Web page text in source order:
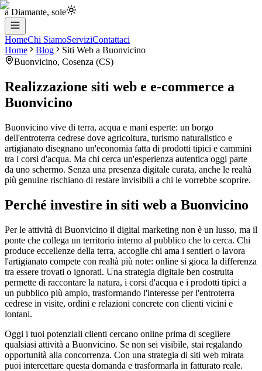
a Diamante, sole
HomeChi SiamoServiziContattaci
Home
Blog Siti Web a Buonvicino
Buonvicino, Cosenza (CS)
Realizzazione siti web e e-commerce a
Buonvicino
Buonvicino vive di terra, acqua e mani esperte: un borgo
dell'entroterra cedrese dove agricoltura, turismo naturalistico e
artigianato disegnano un'economia fatta di prodotti tipici e cammini
tra i corsi d'acqua. Ma chi cerca un'esperienza autentica oggi parte
da uno schermo. Senza una presenza digitale curata, anche le realtà
più genuine rischiano di restare invisibili a chi le vorrebbe scoprire.
Perché investire in siti web a Buonvicino
Per le attività di Buonvicino il digital marketing non è un lusso, ma il
ponte che collega un territorio interno al pubblico che lo cerca. Chi
produce eccellenze della terra, accoglie chi ama i sentieri o lavora
l'artigianato compete con realtà più note: online si gioca la differenza
tra essere trovati o ignorati. Una strategia digitale ben costruita
permette di raccontare la natura, i corsi d'acqua e i prodotti tipici a
un pubblico più ampio, trasformando l'interesse per l'entroterra
cedrese in visite, ordini e relazioni concrete con clienti vicini e
lontani.
Oggi i tuoi potenziali clienti cercano online prima di scegliere
qualsiasi attività a Buonvicino. Se non sei visibile, stai regalando
opportunità alla concorrenza. Con una strategia di siti web mirata
puoi intercettare questa domanda e trasformarla in fatturato reale.